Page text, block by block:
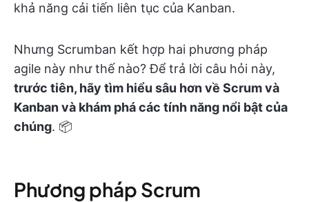
khả năng cải tiến liên tục của Kanban.
Nhưng Scrumban kết hợp hai phương pháp
agile này như thế nào? Để trả lời câu hỏi này,
trước tiên, hãy tìm hiểu sâu hơn về Scrum và
Kanban và khám phá các tính năng nổi bật của
chúng. 📦
Phương pháp Scrum